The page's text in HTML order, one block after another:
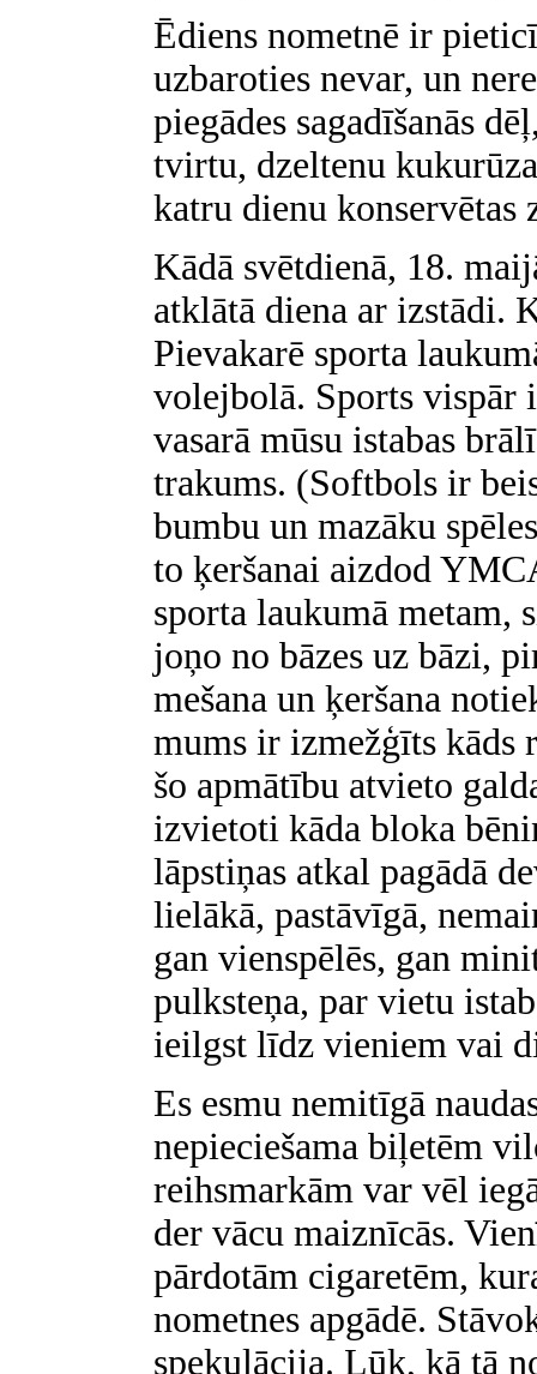
Ēdiens nometnē ir
uzbaroties nevar, un
piegādes sagadīšanās
tvirtu, dzeltenu
katru dienu konservētas
Kādā svētdienā, 18.
atklātā diena ar izstādi.
Pievakarē sporta
volejbolā. Sports vispār
vasarā mūsu istabas
trakums. (Softbols ir
bumbu un mazāku
to ķeršanai aizdod
sporta laukumā metam,
joņo no bāzes uz bāzi,
mešana un ķeršana
mums ir izmežģīts kāds
šo apmātību atvieto
izvietoti kāda bloka
lāpstiņas atkal pagādā
lielākā, pastāvīgā,
gan vienspēlēs, gan
pulksteņa, par vietu
ieilgst līdz vieniem vai
Es esmu nemitīgā
nepieciešama biļetēm
reihsmarkām var vēl
der vācu maiznīcās.
pārdotām cigaretēm,
nometnes apgādē.
spekulācija. Lūk, kā tā